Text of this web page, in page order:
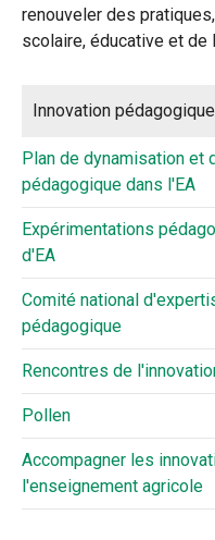
renouveler des
scolaire, éducative et de
Innovation pédagogique
Plan de dynamisation et
pédagogique dans l'EA
Expérimentations
d'EA
Comité national
pédagogique
Rencontres de
Pollen
Accompagner les
l'enseignement agricole